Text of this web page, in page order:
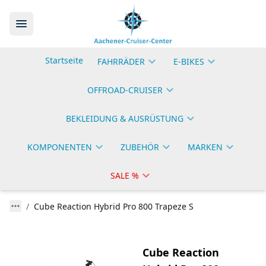
Startseite FAHRRÄDER E-BIKES
OFFROAD-CRUISER
BEKLEIDUNG & AUSRÜSTUNG
KOMPONENTEN ZUBEHÖR MARKEN
SALE %
Cube Reaction Hybrid Pro 800 Trapeze S
Cube Reaction